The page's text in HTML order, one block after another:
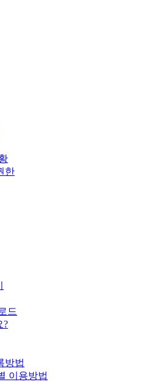
한
드
?
방법
이용방법